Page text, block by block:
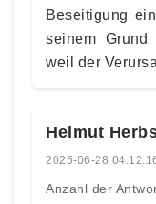
Beseitigung
seinem
weil der
Helmut
2025-06-28
Anzahl der